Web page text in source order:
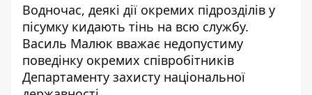
Водночас, деякі дії окремих підрозділів у
пісумку кидають тінь на всю службу.
Василь Малюк вважає недопустиму
поведінку окремих співробітників
Департаменту захисту національної